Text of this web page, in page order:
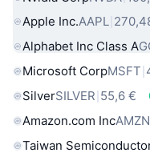
Apple Inc.AAPL
Alphabet Inc Class A
Microsoft CorpMSFT
SilverSILVER 55,6 €
Amazon.com IncAMZN
Taiwan